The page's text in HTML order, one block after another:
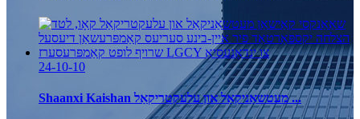
24-10-10
Shaanxi Kaishan מעטשאַניקאַל און עלעקטריקאַל ...